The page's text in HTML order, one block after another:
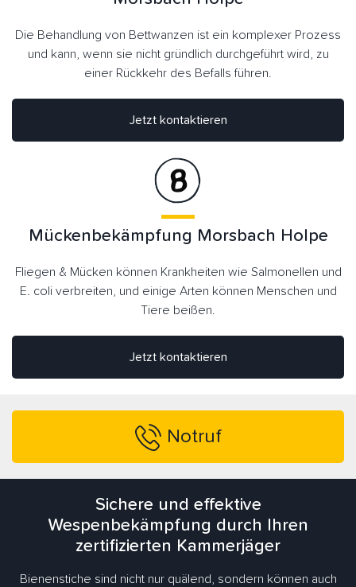
Die Behandlung von Bettwanzen ist ein komplexer Prozess
und kann, wenn sie nicht gründlich durchgeführt wird, zu
einer Rückkehr des Befalls führen.
Jetzt kontaktieren
Jetzt kontaktieren
Mückenbekämpfung Morsbach Holpe
Fliegen & Mücken können Krankheiten wie Salmonellen und
E. coli verbreiten, und einige Arten können Menschen und
Tiere beißen.
Notruf
Sichere und effektive
Wespenbekämpfung durch Ihren
zertifizierten Kammerjäger
Bienenstiche sind nicht nur quälend, sondern können auch